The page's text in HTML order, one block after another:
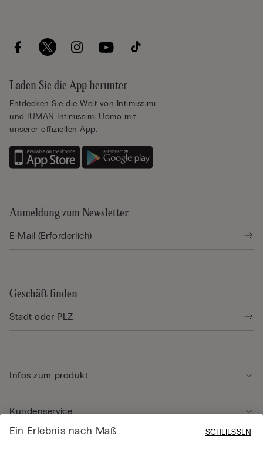
Laden Sie die App herunter
Entdecken Sie die Welt von Intimissimi
und IUMAN Intimissimi Uomo mit
unserer offiziellen App.
Anmeldung zum Newsletter
Geschäft finden
Infos zum produkt
Kundenservice
Ein Erlebnis nach Maß SCHLIESSEN